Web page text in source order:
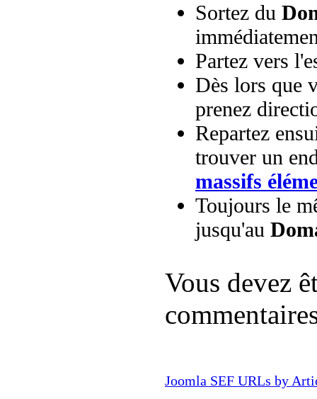
Sortez du
Partez vers
Dès lors que
prenez
Repartez
trouver un
massifs
Toujours le
jusqu'au
Vous devez
Joomla SEF URLs by